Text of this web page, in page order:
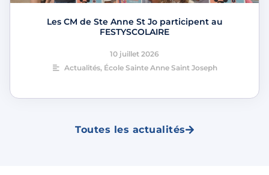
Les CM de Ste Anne St Jo participent au
FESTYSCOLAIRE
10 juillet 2026
Actualités, École Sainte Anne Saint Joseph
Toutes les actualités